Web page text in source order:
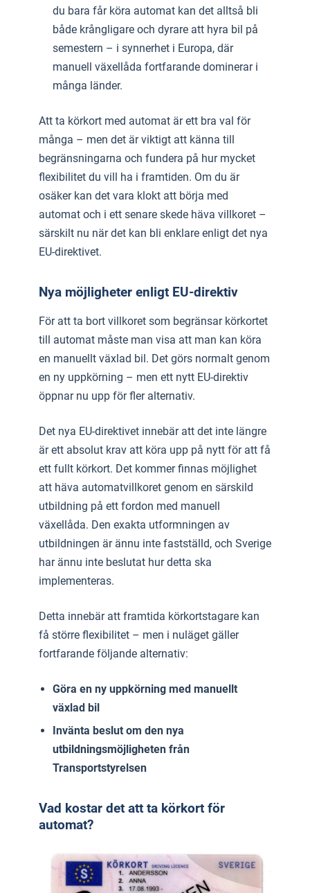
du bara får köra automat kan det alltså bli
både krångligare och dyrare att hyra bil på
semestern – i synnerhet i Europa, där
manuell växellåda fortfarande dominerar i
många länder.
Att ta körkort med automat är ett bra val för
många – men det är viktigt att känna till
begränsningarna och fundera på hur mycket
flexibilitet du vill ha i framtiden. Om du är
osäker kan det vara klokt att börja med
automat och i ett senare skede häva villkoret –
särskilt nu när det kan bli enklare enligt det nya
EU-direktivet.
Nya möjligheter enligt EU-direktiv
För att ta bort villkoret som begränsar körkortet
till automat måste man visa att man kan köra
en manuellt växlad bil. Det görs normalt genom
en ny uppkörning – men ett nytt EU-direktiv
öppnar nu upp för fler alternativ.
Det nya EU-direktivet innebär att det inte längre
är ett absolut krav att köra upp på nytt för att få
ett fullt körkort. Det kommer finnas möjlighet
att häva automatvillkoret genom en särskild
utbildning på ett fordon med manuell
växellåda. Den exakta utformningen av
utbildningen är ännu inte fastställd, och Sverige
har ännu inte beslutat hur detta ska
implementeras.
Detta innebär att framtida körkortstagare kan
få större flexibilitet – men i nuläget gäller
fortfarande följande alternativ:
Göra en ny uppkörning med manuellt
växlad bil
Invänta beslut om den nya
utbildningsmöjligheten från
Transportstyrelsen
Vad kostar det att ta körkort för
automat?